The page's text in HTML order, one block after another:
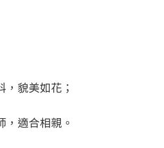
貌美如花；
適合相親。